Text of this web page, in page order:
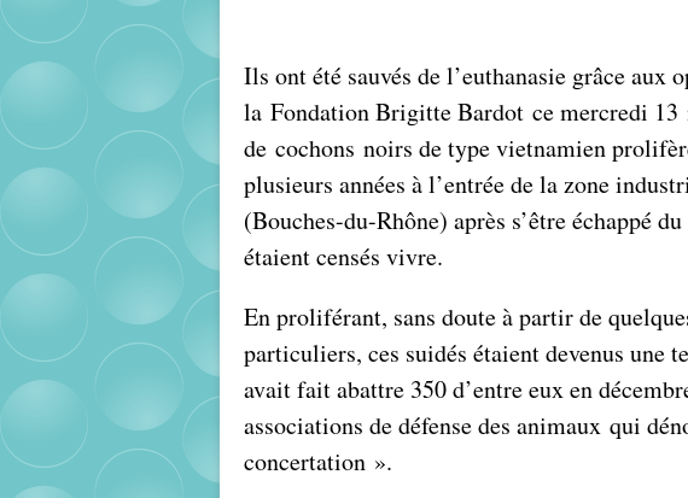
Ils ont été sauvés de l’euthanasie grâce aux
la Fondation Brigitte Bardot ce mercredi 13
de cochons noirs de type vietnamien
plusieurs années à l’entrée de la zone
(Bouches-du-Rhône) après s’être échappé
étaient censés vivre.
En proliférant, sans doute à partir de
particuliers, ces suidés étaient devenus une
avait fait abattre 350 d’entre eux en
associations de défense des animaux qui
concertation ».